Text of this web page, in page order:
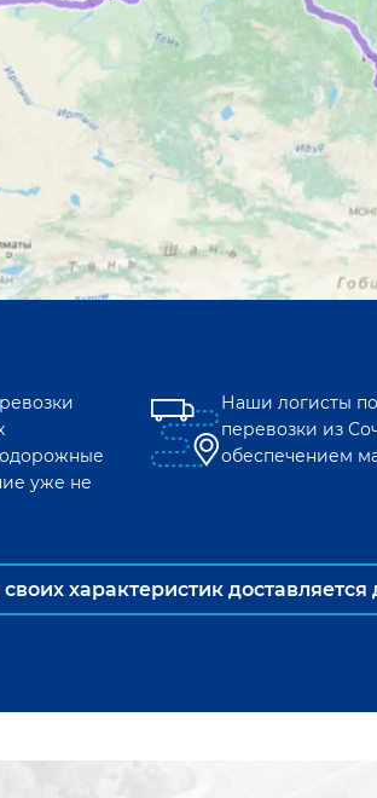
уже не
Наши логисты
перевозки из
обеспечением
характеристик доставляется